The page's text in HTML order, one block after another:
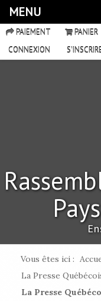
MENU
PAIEMENT PANIER
CONNEXION
Vous êtes ici :
La Presse
La Presse